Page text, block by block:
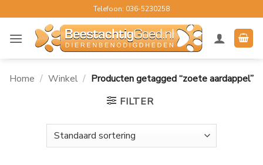
naar
inhoud
Telefoon: 036-5230258
Home / Winkel / Producten getagged “zoete aardappel”
FILTER